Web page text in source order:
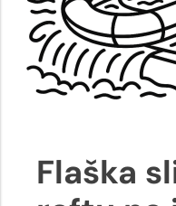
Flaška